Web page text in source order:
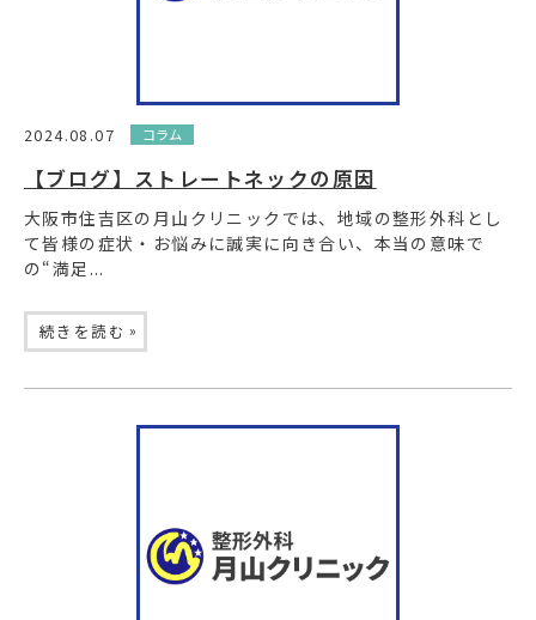
2024.08.07 コラム
【ブログ】ストレートネックの原因
大阪市住吉区の月山クリニックでは、地域の整形外科とし
て皆様の症状・お悩みに誠実に向き合い、本当の意味で
の“満足...
続きを読む »